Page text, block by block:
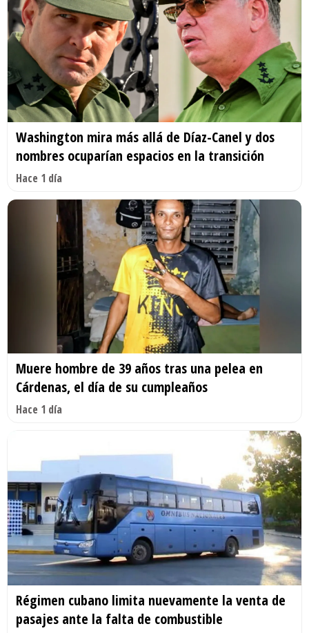
Washington mira más allá de Díaz-Canel y dos
nombres ocuparían espacios en la transición
Hace 1 día
Muere hombre de 39 años tras una pelea en
Cárdenas, el día de su cumpleaños
Hace 1 día
Régimen cubano limita nuevamente la venta de
pasajes ante la falta de combustible